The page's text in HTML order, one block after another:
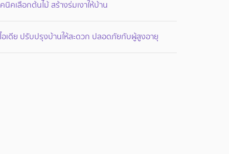
นิคเลือกต้นไม้ สร้างร่มเงาให้บ้าน
อเดีย ปรับปรุงบ้านให้สะดวก ปลอดภัยกับผู้สูงอายุ